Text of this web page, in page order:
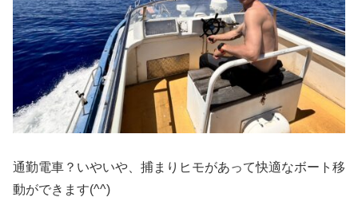
通勤電車？いやいや、捕まりヒモがあって快適なボート移
動ができます(^^)